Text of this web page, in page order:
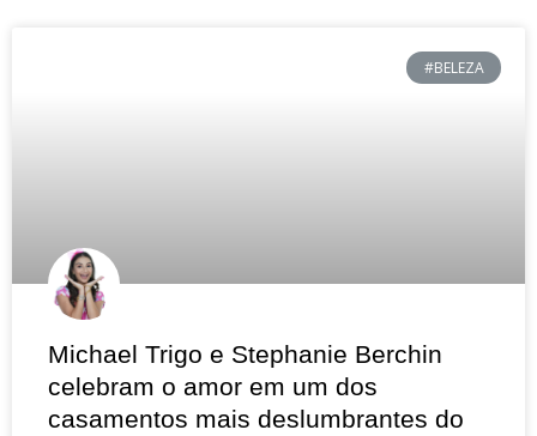
#BELEZA
Michael Trigo e Stephanie Berchin
celebram o amor em um dos
casamentos mais deslumbrantes do